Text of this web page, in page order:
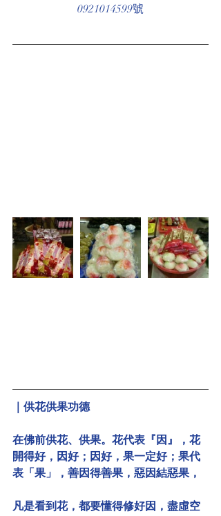
0921014599號
｜供花供果功德
在佛前供花、供果。花代表『因』，花
開得好，因好；因好，果一定好；果代
表「果」，善因得善果，惡因結惡果，
凡是看到花，都要懂得修好因，盡虛空